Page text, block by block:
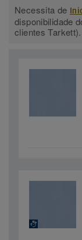
Necessita de
disponibilidade
clientes Tarkett).